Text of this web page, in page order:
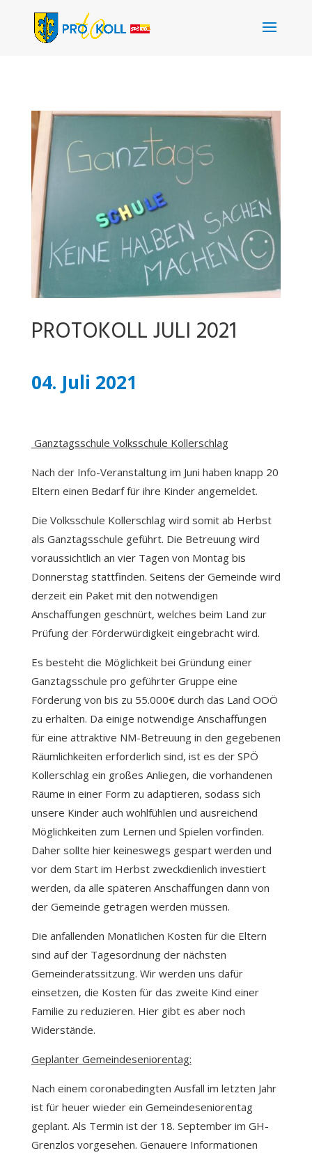
PROTOKOLL JULI 2021
04. Juli 2021
Ganztagsschule Volksschule Kollerschlag
Nach der Info-Veranstaltung im Juni haben knapp 20
Eltern einen Bedarf für ihre Kinder angemeldet.
Die Volksschule Kollerschlag wird somit ab Herbst
als Ganztagsschule geführt. Die Betreuung wird
voraussichtlich an vier Tagen von Montag bis
Donnerstag stattfinden. Seitens der Gemeinde wird
derzeit ein Paket mit den notwendigen
Anschaffungen geschnürt, welches beim Land zur
Prüfung der Förderwürdigkeit eingebracht wird.
Es besteht die Möglichkeit bei Gründung einer
Ganztagsschule pro geführter Gruppe eine
Förderung von bis zu 55.000€ durch das Land OOÖ
zu erhalten. Da einige notwendige Anschaffungen
für eine attraktive NM-Betreuung in den gegebenen
Räumlichkeiten erforderlich sind, ist es der SPÖ
Kollerschlag ein großes Anliegen, die vorhandenen
Räume in einer Form zu adaptieren, sodass sich
unsere Kinder auch wohlfühlen und ausreichend
Möglichkeiten zum Lernen und Spielen vorfinden.
Daher sollte hier keineswegs gespart werden und
vor dem Start im Herbst zweckdienlich investiert
werden, da alle späteren Anschaffungen dann von
der Gemeinde getragen werden müssen.
Die anfallenden Monatlichen Kosten für die Eltern
sind auf der Tagesordnung der nächsten
Gemeinderatssitzung. Wir werden uns dafür
einsetzen, die Kosten für das zweite Kind einer
Familie zu reduzieren. Hier gibt es aber noch
Widerstände.
Geplanter Gemeindeseniorentag:
Nach einem coronabedingten Ausfall im letzten Jahr
ist für heuer wieder ein Gemeindeseniorentag
geplant. Als Termin ist der 18. September im GH-
Grenzlos vorgesehen. Genauere Informationen